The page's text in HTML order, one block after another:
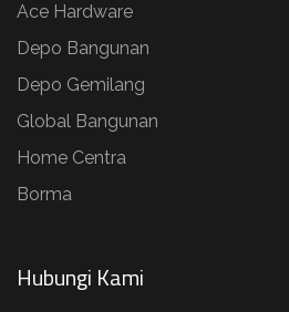
Ace Hardware
Depo Bangunan
Depo Gemilang
Global Bangunan
Home Centra
Borma
Hubungi Kami​